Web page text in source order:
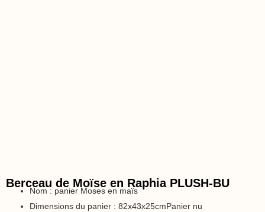
Berceau de Moïse en Raphia PLUSH-BU
Nom : panier Moses en maïs
Dimensions du panier : 82x43x25cmPanier nu